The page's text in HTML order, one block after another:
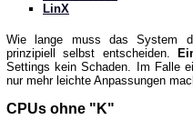
LinX
Wie lange muss das System
prinzipiell selbst entscheiden.
Settings kein Schaden. Im Falle
nur mehr leichte Anpassungen
CPUs ohne "K"